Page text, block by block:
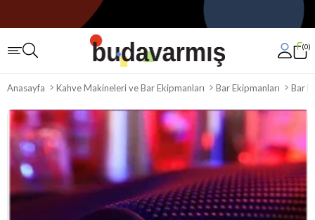
0
Anasayfa Kahve Makineleri ve Bar Ekipmanları Bar Ekipmanları Bar